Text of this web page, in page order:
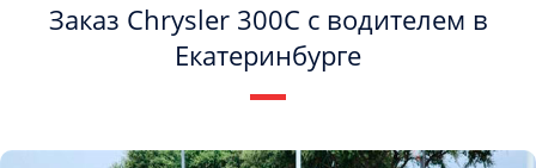
Заказ Chrysler 300C с водителем в
Екатеринбурге
Политикой конфиденциальности
ознакомлен(а), даю согласие на